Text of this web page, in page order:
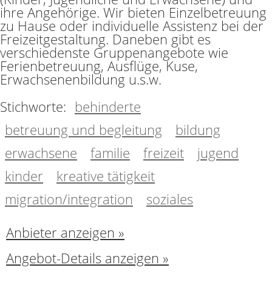
ihre Angehörige. Wir bieten Einzelbetreuung
zu Hause oder individuelle Assistenz bei der
Freizeitgestaltung. Daneben gibt es
verschiedenste Gruppenangebote wie
Ferienbetreuung, Ausflüge, Kuse,
Erwachsenenbildung u.s.w.
Stichworte: behinderte
betreuung und begleitung
bildung
erwachsene
familie freizeit
jugend
kinder
kreative tätigkeit
migration/integration
soziales
Anbieter anzeigen »
Angebot-Details anzeigen »